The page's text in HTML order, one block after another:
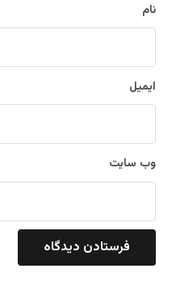
نام
ایمیل
وب‌ سایت